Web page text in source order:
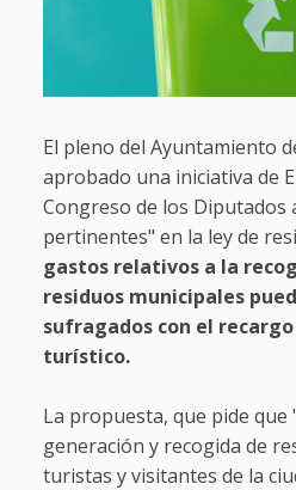
El pleno del Ayuntamiento
aprobado una iniciativa de
Congreso de los Diputados
pertinentes" en la ley de
gastos relativos a la
residuos municipales
sufragados con el
turístico.
La propuesta, que pide que
generación y recogida de
turistas y visitantes de la